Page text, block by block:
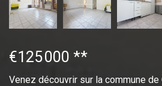
€125 000 **
Venez découvrir sur la commune de